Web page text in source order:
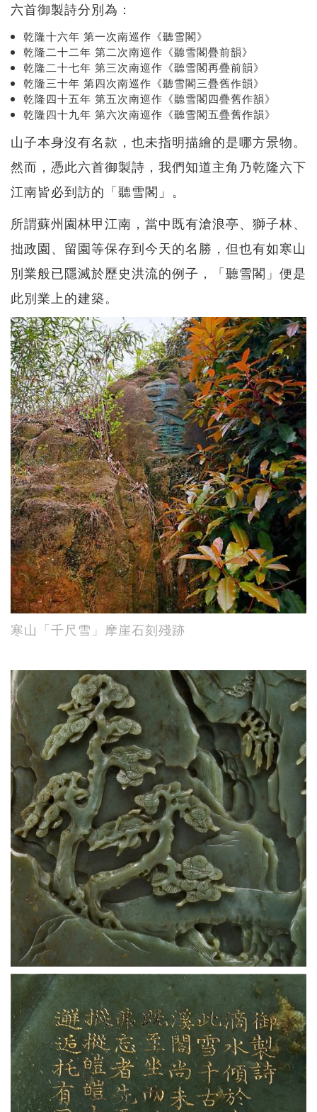
六首御製詩分別為：
乾隆十六年 第一次南巡作《聽雪閣》
乾隆二十二年 第二次南巡作《聽雪閣疊前韻》
乾隆二十七年 第三次南巡作《聽雪閣再疊前韻》
乾隆三十年 第四次南巡作《聽雪閣三疊舊作韻》
乾隆四十五年 第五次南巡作《聽雪閣四疊舊作韻》
乾隆四十九年 第六次南巡作《聽雪閣五疊舊作韻》
山子本身沒有名款，也未指明描繪的是哪方景物。
然而，憑此六首御製詩，我們知道主角乃乾隆六下
江南皆必到訪的「聽雪閣」。
所謂蘇州園林甲江南，當中既有滄浪亭、獅子林、
拙政園、留園等保存到今天的名勝，但也有如寒山
別業般已隱滅於歷史洪流的例子，「聽雪閣」便是
此別業上的建築。
寒山「千尺雪」摩崖石刻殘跡